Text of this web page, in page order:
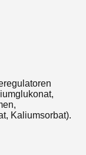
Kaliumsorbat).